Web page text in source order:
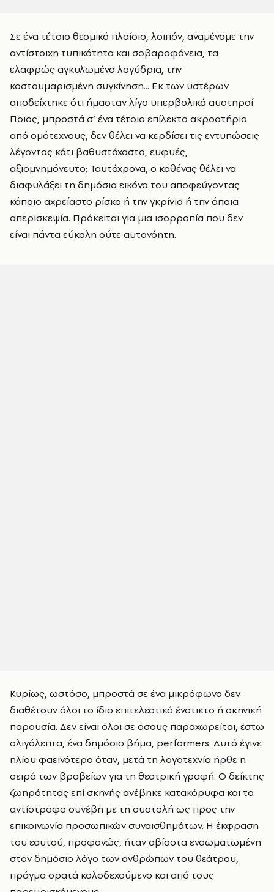
Σε ένα τέτοιο θεσμικό πλαίσιο, λοιπόν, αναμέναμε την
αντίστοιχη τυπικότητα και σοβαροφάνεια, τα
ελαφρώς αγκυλωμένα λογύδρια, την
κοστουμαρισμένη συγκίνηση... Εκ των υστέρων
αποδείχτηκε ότι ήμασταν λίγο υπερβολικά αυστηροί.
Ποιος, μπροστά σ’ ένα τέτοιο επίλεκτο ακροατήριο
από ομότεχνους, δεν θέλει να κερδίσει τις εντυπώσεις
λέγοντας κάτι βαθυστόχαστο, ευφυές,
αξιομνημόνευτο; Ταυτόχρονα, ο καθένας θέλει να
διαφυλάξει τη δημόσια εικόνα του αποφεύγοντας
κάποιο αχρείαστο ρίσκο ή την γκρίνια ή την όποια
απερισκεψία. Πρόκειται για μια ισορροπία που δεν
είναι πάντα εύκολη ούτε αυτονόητη.
Κυρίως, ωστόσο, μπροστά σε ένα μικρόφωνο δεν
διαθέτουν όλοι το ίδιο επιτελεστικό ένστικτο ή σκηνική
παρουσία. Δεν είναι όλοι σε όσους παραχωρείται, έστω
ολιγόλεπτα, ένα δημόσιο βήμα, performers. Αυτό έγινε
ηλίου φαεινότερο όταν, μετά τη λογοτεχνία ήρθε η
σειρά των βραβείων για τη θεατρική γραφή. Ο δείκτης
ζωηρότητας επί σκηνής ανέβηκε κατακόρυφα και το
αντίστροφο συνέβη με τη συστολή ως προς την
επικοινωνία προσωπικών συναισθημάτων. Η έκφραση
του εαυτού, προφανώς, ήταν αβίαστα ενσωματωμένη
στον δημόσιο λόγο των ανθρώπων του θεάτρου,
πράγμα ορατά καλοδεχούμενο και από τους